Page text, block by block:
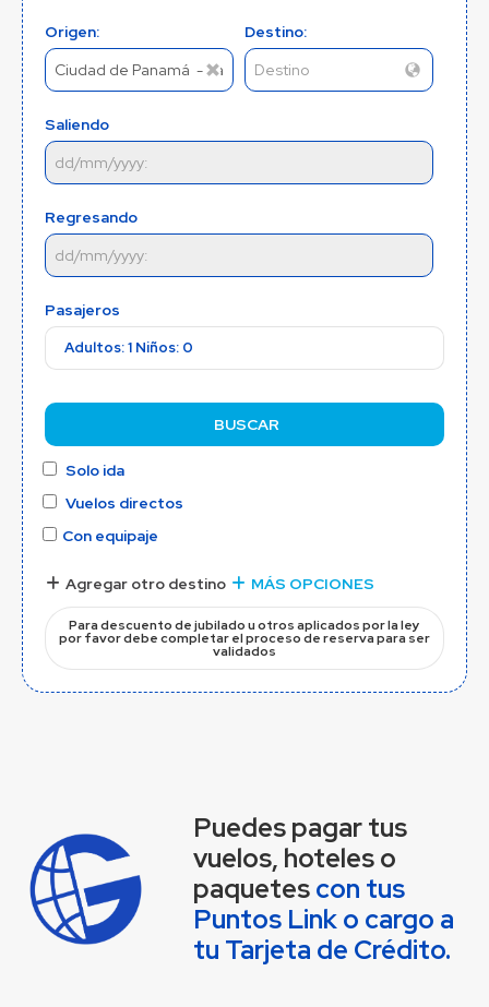
Origen: Destino:
Saliendo
Regresando
Pasajeros
Adultos: 1 Niños: 0
Solo ida
Vuelos directos
Con equipaje
Agregar otro destino MÁS OPCIONES
Para descuento de jubilado u otros aplicados por la ley
por favor debe completar el proceso de reserva para ser
validados
Puedes pagar tus
vuelos, hoteles o
paquetescon tus
Puntos Link o cargo a
tu Tarjeta de Crédito.